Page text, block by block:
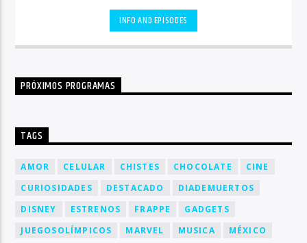
INFO AND EPISODES
PRÓXIMOS PROGRAMAS
TAGS
AMOR CELULAR CHISTES CHOCOLATE
CINE
CURIOSIDADES
DESTACADO
DIADEMUERTOS
DISNEY
ESTRENOS FRAPPE
GADGETS
JUEGOSOLÍMPICOS
MARVEL MUSICA
MÉXICO